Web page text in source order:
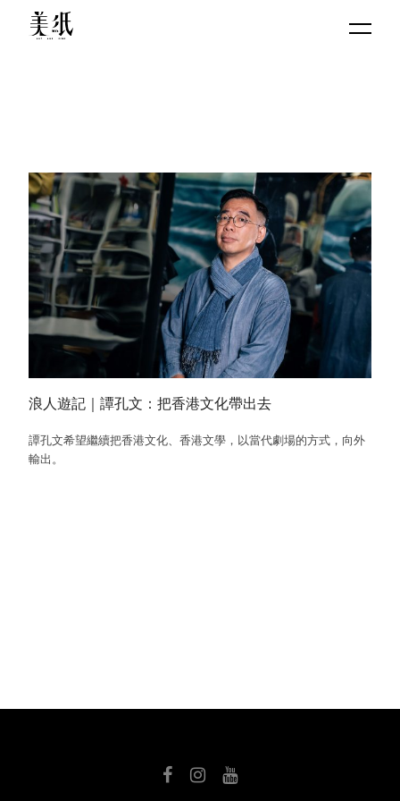
浪人遊記｜譚孔文：把香港文化帶出去
譚孔文希望繼續把香港文化、香港文學，以當代劇場的方式，向外
輸出。